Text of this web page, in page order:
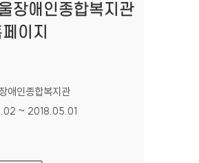
장애인종합복지관
이지
애인종합복지관
~ 2018.05.01